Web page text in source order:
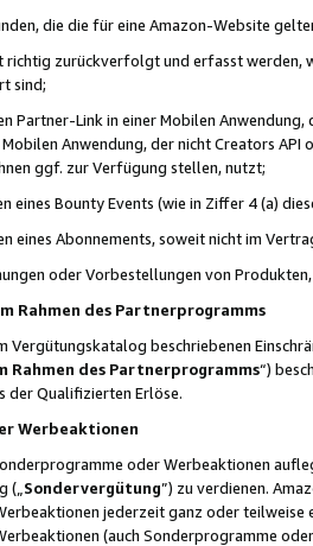
die die für eine Amazon-Website
zurückverfolgt und erfasst werden,
sind;
Partner-Link in einer Mobilen
Anwendung, der nicht Creators
ggf. zur Verfügung stellen, nutzt;
eines Bounty Events (wie in Ziffer 4 (a)
eines Abonnements, soweit nicht im
oder Vorbestellungen von
Rahmen des Partnerprogramms
Vergütungskatalog beschriebenen
Rahmen des Partnerprogramms“)
der Qualifizierten Erlöse.
Werbeaktionen
oder Werbeaktionen
(„ Sondervergütung”) zu verdienen.
jederzeit ganz oder
(auch Sonderprogramme